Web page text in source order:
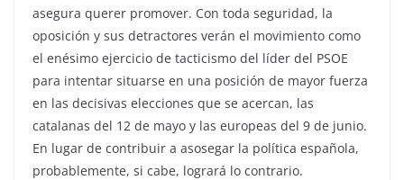
asegura querer promover. Con toda seguridad, la
oposición y sus detractores verán el movimiento como
el enésimo ejercicio de tacticismo del líder del PSOE
para intentar situarse en una posición de mayor fuerza
en las decisivas elecciones que se acercan, las
catalanas del 12 de mayo y las europeas del 9 de junio.
En lugar de contribuir a asosegar la política española,
probablemente, si cabe, logrará lo contrario.